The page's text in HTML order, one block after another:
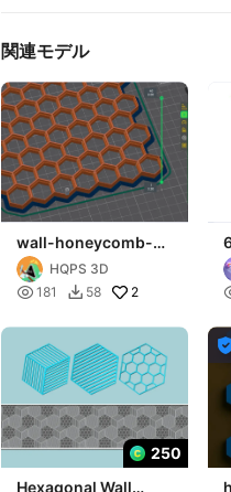
関連モデル
wall-honeycomb-
part HQPS 3D
 181  58 2
250
Hexagonal Wall